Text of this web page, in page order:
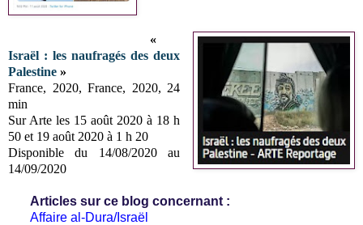
«
Israël : les naufragés des deux
Palestine »
France, 2020, France, 2020, 24
min
Sur Arte les 15 août 2020 à 18 h
50 et 19 août 2020 à 1 h 20
Disponible du 14/08/2020 au
14/09/2020
Articles sur ce blog concernant :
Affaire al-Dura/Israël